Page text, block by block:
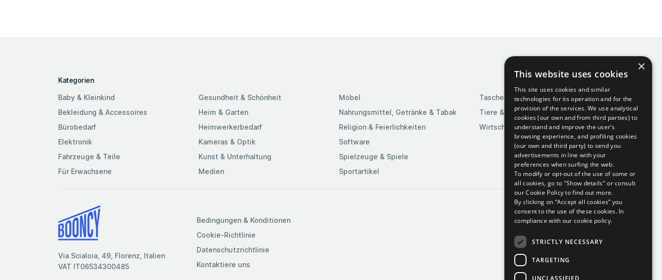
Kategorien
Baby & Kleinkind
Bekleidung & Accessoires
Bürobedarf
Elektronik
Fahrzeuge & Teile
Für Erwachsene
Gesundheit & Schönheit
Heim & Garten
Heimwerkerbedarf
Kameras & Optik
Kunst & Unterhaltung
Medien
Möbel
Nahrungsmittel, Getränke & Tabak
Religion & Feierlichkeiten
Software
Spielzeuge & Spiele
Sportartikel
Taschen & Gepäck
Tiere & Tierbedarf
Wirtschaft & Industrie
Via Scialoia, 49, Florenz, Italien
VAT IT06534300485
Bedingungen & Konditionen
Cookie-Richtlinie
Datenschutzrichtlinie
Kontaktiere uns
×
This website uses cookies
This site uses cookies and similar
technologies for its operation and for the
provision of the services. We use analytical
cookies (our own and from third parties) to
understand and improve the user’s
browsing experience, and profiling cookies
(our own and third party) to send you
advertisements in line with your
preferences when surfing the web.
To modify or opt-out of the use of some or
all cookies, go to "Show details" or consult
our Cookie Policy to find out more.
By clicking on “Accept all cookies” you
consent to the use of these cookies. In
compliance with our cookie policy.
STRICTLY NECESSARY
TARGETING
UNCLASSIFIED